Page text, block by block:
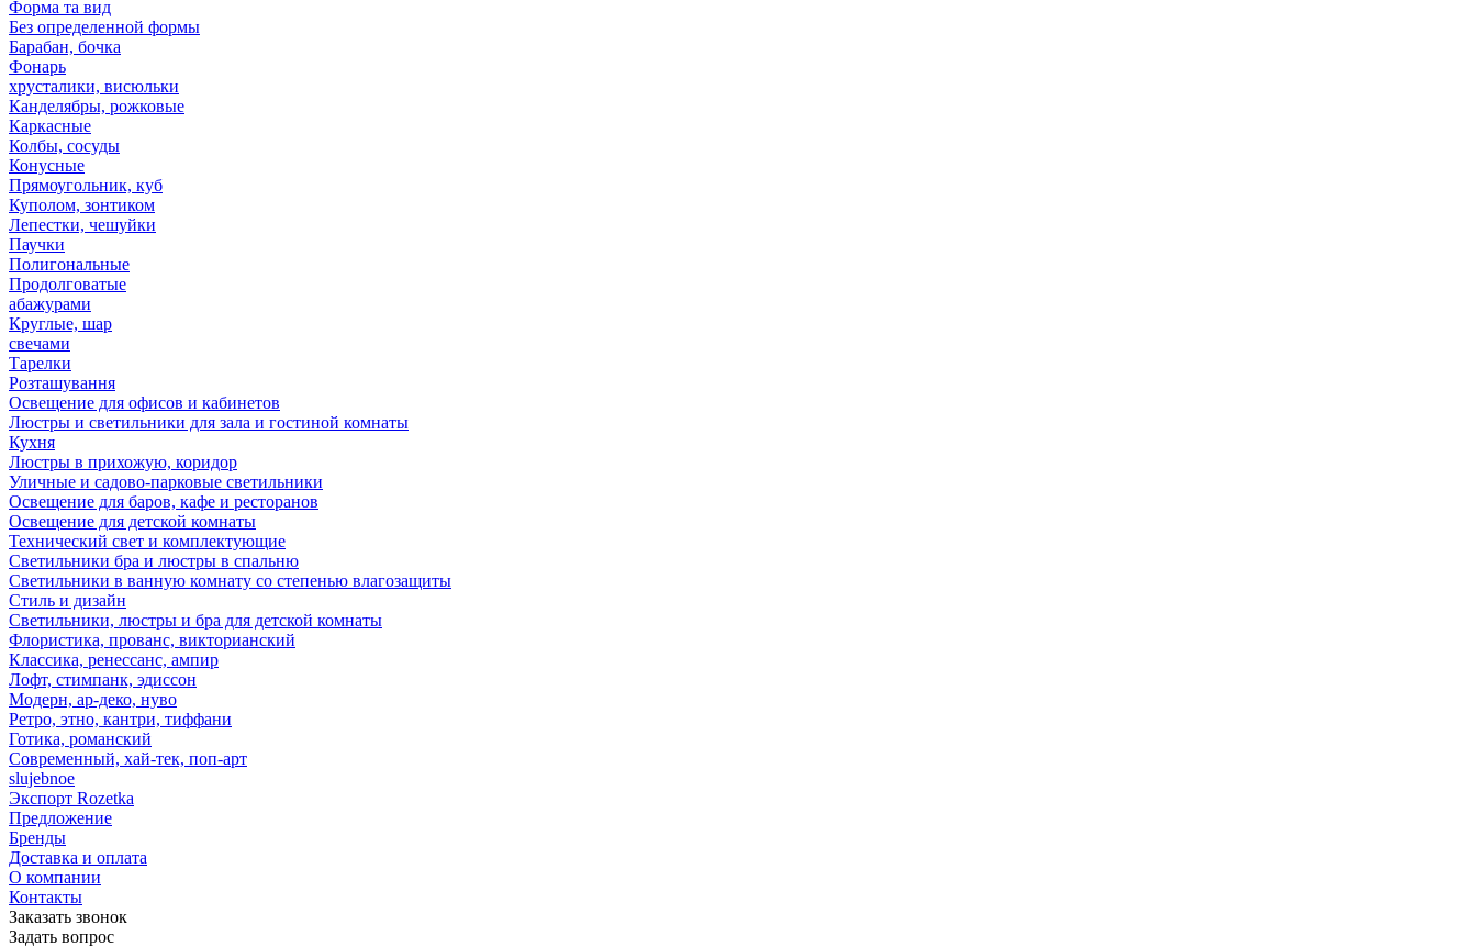
Форма та вид
Без определенной формы
Барабан, бочка
Фонарь
хрусталики, висюльки
Канделябры, рожковые
Каркасные
Колбы, сосуды
Конусные
Прямоугольник, куб
Куполом, зонтиком
Лепестки, чешуйки
Паучки
Полигональные
Продолговатые
абажурами
Круглые, шар
свечами
Тарелки
Розташування
Освещение для офисов и кабинетов
Люстры и светильники для зала и гостиной комнаты
Кухня
Люстры в прихожую, коридор
Уличные и садово-парковые светильники
Освещение для баров, кафе и ресторанов
Освещение для детской комнаты
Технический свет и комплектующие
Светильники бра и люстры в спальню
Светильники в ванную комнату со степенью влагозащиты
Стиль и дизайн
Светильники, люстры и бра для детской комнаты
Флористика, прованс, викторианский
Классика, ренессанс, ампир
Лофт, стимпанк, эдиссон
Модерн, ар-деко, нуво
Ретро, этно, кантри, тиффани
Готика, романский
Современный, хай-тек, поп-арт
slujebnoe
Экспорт Rozetka
Предложение
Бренды
Доставка и оплата
О компании
Контакты
Заказать звонок
Задать вопрос